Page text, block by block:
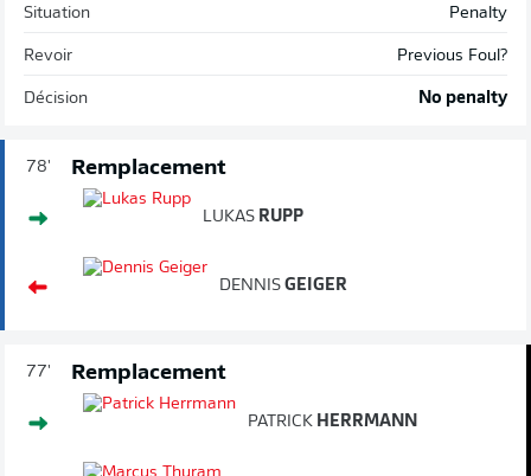
Situation Penalty
Revoir Previous Foul?
Décision No penalty
78' Remplacement
LUKAS RUPP
DENNIS GEIGER
77' Remplacement
PATRICK HERRMANN